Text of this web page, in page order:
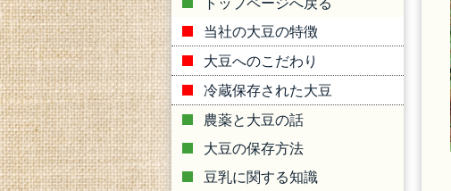
当社の大豆の特徴
大豆へのこだわり
冷蔵保存された大豆
農薬と大豆の話
大豆の保存方法
豆乳に関する知識